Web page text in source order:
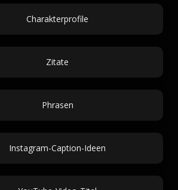
Charakterprofile
Zitate
Phrasen
Instagram-Caption-Ideen